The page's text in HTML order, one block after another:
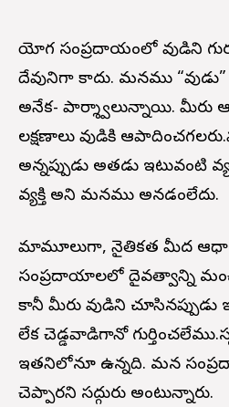
యోగ సంప్రదాయంలో శివుడిని
దేవునిగా కాదు. మనము
అనేక- పార్శ్వాలున్నాయి. మీరు
లక్షణాలు శివుడికి
అన్నప్పుడు అతడు ఇటువంటి
వ్యక్తి అని మనము అనడంలేదు.
మామూలుగా, నైతికత మీద
సంప్రదాయాలలో దైవత్వాన్ని
కానీ మీరు శివుడిని
లేక చెడ్డవాడిగానో
ఇతనిలోనూ ఉన్నది. మన
చెప్పారని సద్గురు అంటున్నారు.